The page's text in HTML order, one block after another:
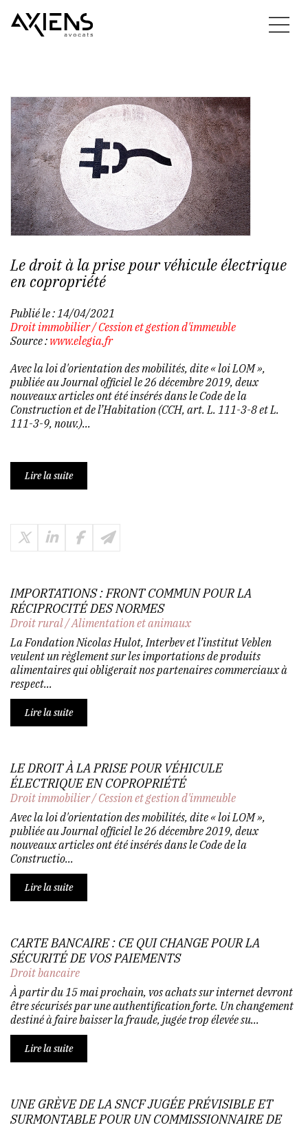
Le droit à la prise pour véhicule électrique
en copropriété
Publié le : 14/04/2021
Droit immobilier/Cession et gestion d'immeuble
Source : www.elegia.fr
Avec la loi d'orientation des mobilités, dite « loi LOM »,
publiée au Journal officiel le 26 décembre 2019, deux
nouveaux articles ont été insérés dans le Code de la
Construction et de l’Habitation (CCH, art. L. 111-3-8 et L.
111-3-9, nouv.)...
Lire la suite
IMPORTATIONS : FRONT COMMUN POUR LA
RÉCIPROCITÉ DES NORMES
Droit rural/Alimentation et animaux
La Fondation Nicolas Hulot, Interbev et l’institut Veblen
veulent un règlement sur les importations de produits
alimentaires qui obligerait nos partenaires commerciaux à
respect...
Lire la suite
LE DROIT À LA PRISE POUR VÉHICULE
ÉLECTRIQUE EN COPROPRIÉTÉ
Droit immobilier/Cession et gestion d'immeuble
Avec la loi d'orientation des mobilités, dite « loi LOM »,
publiée au Journal officiel le 26 décembre 2019, deux
nouveaux articles ont été insérés dans le Code de la
Constructio...
Lire la suite
CARTE BANCAIRE : CE QUI CHANGE POUR LA
SÉCURITÉ DE VOS PAIEMENTS
Droit bancaire
À partir du 15 mai prochain, vos achats sur internet devront
être sécurisés par une authentification forte. Un changement
destiné à faire baisser la fraude, jugée trop élevée su...
Lire la suite
UNE GRÈVE DE LA SNCF JUGÉE PRÉVISIBLE ET
SURMONTABLE POUR UN COMMISSIONNAIRE DE